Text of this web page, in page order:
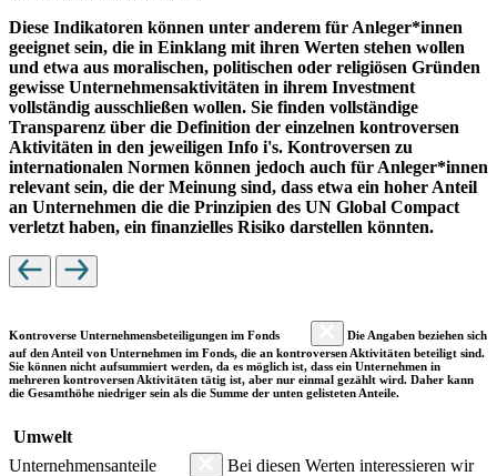
Diese Indikatoren können unter anderem für Anleger*innen
geeignet sein, die in Einklang mit ihren Werten stehen wollen
und etwa aus moralischen, politischen oder religiösen Gründen
gewisse Unternehmensaktivitäten in ihrem Investment
vollständig ausschließen wollen. Sie finden vollständige
Transparenz über die Definition der einzelnen kontroversen
Aktivitäten in den jeweiligen Info i's. Kontroversen zu
internationalen Normen können jedoch auch für Anleger*innen
relevant sein, die der Meinung sind, dass etwa ein hoher Anteil
an Unternehmen die die Prinzipien des UN Global Compact
verletzt haben, ein finanzielles Risiko darstellen könnten.
Kontroverse Unternehmensbeteiligungen im Fonds
Die Angaben beziehen sich
auf den Anteil von Unternehmen im Fonds, die an kontroversen Aktivitäten beteiligt sind.
Sie können nicht aufsummiert werden, da es möglich ist, dass ein Unternehmen in
mehreren kontroversen Aktivitäten tätig ist, aber nur einmal gezählt wird. Daher kann
die Gesamthöhe niedriger sein als die Summe der unten gelisteten Anteile.
Umwelt
Unternehmensanteile
Bei diesen Werten interessieren wir